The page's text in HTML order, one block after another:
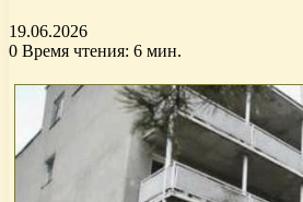
19.06.2026
0 Время чтения: 6 мин.